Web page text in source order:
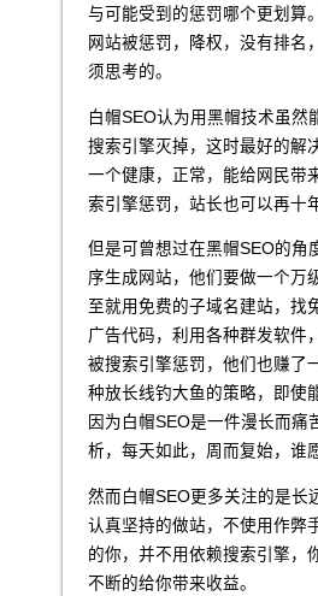
与可能受到的惩罚哪个更划算
网站被惩罚，降权，没有排名
须思考的。
白帽SEO认为用黑帽技术虽然
搜索引擎灭掉，这时最好的解
一个健康，正常，能给网民带
索引擎惩罚，站长也可以再十
但是可曾想过在黑帽SEO的角
序生成网站，他们要做一个万
至就用免费的子域名建站，找
广告代码，利用各种群发软件
被搜索引擎惩罚，他们也赚了
种放长线钓大鱼的策略，即使
因为白帽SEO是一件漫长而痛
析，每天如此，周而复始，谁
然而白帽SEO更多关注的是长
认真坚持的做站，不使用作弊
的你，并不用依赖搜索引擎，
不断的给你带来收益。